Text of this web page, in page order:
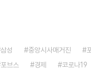
삼성 중앙시사매거진
포브스 경제 코로나19